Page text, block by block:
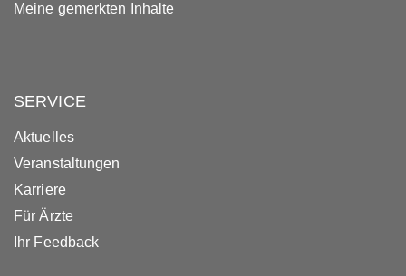
Meine gemerkten Inhalte
SERVICE
Aktuelles
Veranstaltungen
Karriere
Für Ärzte
Ihr Feedback